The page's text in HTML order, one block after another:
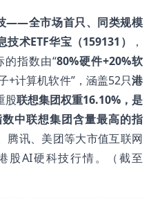
——全市场首只、同类规模
术ETF华宝（159131）
，
的指数由“80%硬件+20%软
+计算机软件”，涵盖52只港
股联想集团权重16.10%，是
中联想集团含量最高的指
腾讯、美团等大市值互联网
股AI硬科技行情。（截至